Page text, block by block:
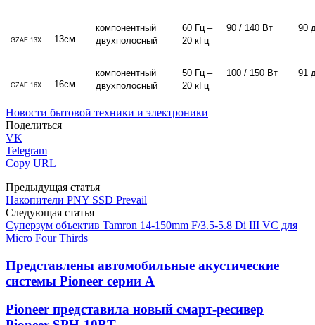
GZAF 13X 13см
компонентный
двухполосный
60 Гц –
20 кГц
90 / 140 Вт 90
GZAF 16X 16см
компонентный
двухполосный
50 Гц –
20 кГц
100 / 150 Вт 91
Новости бытовой техники и электроники
Поделиться
VK
Telegram
Copy URL
Предыдущая статья
Накопители PNY SSD Prevail
Следующая статья
Суперзум объектив Tamron 14-150mm F/3.5-5.8 Di III VC для
Micro Four Thirds
Представлены автомобильные акустические
системы Pioneer серии A
Pioneer представила новый смарт-ресивер